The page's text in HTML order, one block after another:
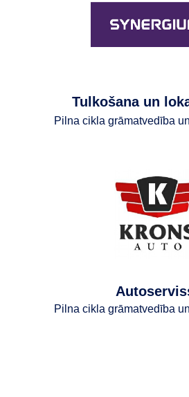
Tulkošana un
Pilna cikla grāmatvedība
Pilna cikla grāmatvedība